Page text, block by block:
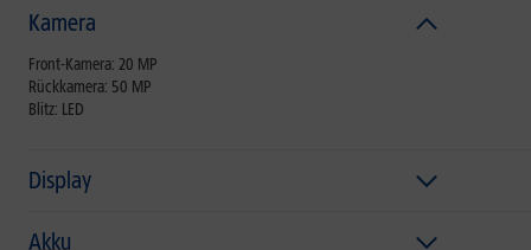
Kamera
Front-Kamera: 20 MP
Rückkamera: 50 MP
Blitz: LED
Display
Akku